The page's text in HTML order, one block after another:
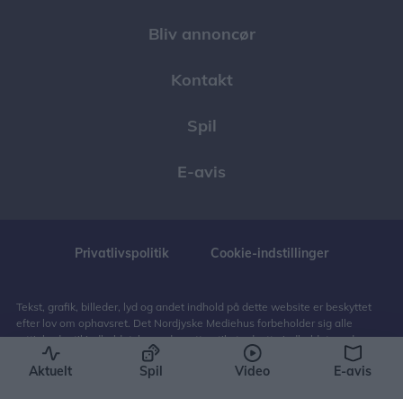
Bliv annoncør
Kontakt
Spil
E-avis
Privatlivspolitik Cookie-indstillinger
Tekst, grafik, billeder, lyd og andet indhold på dette website er beskyttet
efter lov om ophavsret. Det Nordjyske Mediehus forbeholder sig alle
rettigheder til indholdet, herunder retten til at udnytte indholdet med
henblik på tekst- og datamining, jf. ophavsretslovens § 11 b og DSM-
direktivets artikel 4.
Aktuelt Spil Video E-avis